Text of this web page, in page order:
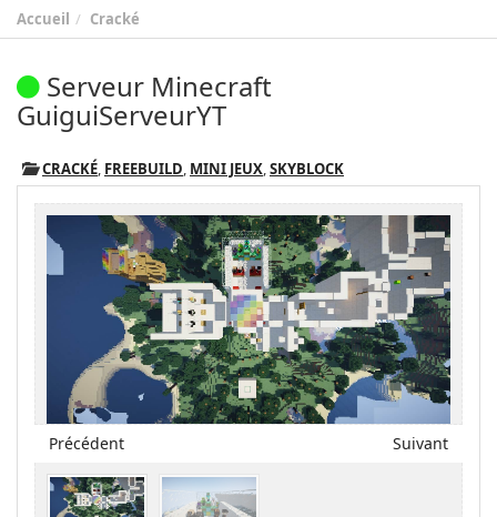
Accueil Cracké
Serveur Minecraft
GuiguiServeurYT
CRACKÉ, FREEBUILD, MINI JEUX,SKYBLOCK
Précédent Suivant